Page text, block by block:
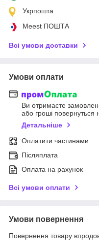
Укрпошта
Meest ПОШТА
Всі умови доставки
Умови оплати
Ви отримаєте
або гроші повернуться
Детальніше
Оплатити частинами
Післяплата
Оплата на рахунок
Всі умови оплати
Умови повернення
Повернення товару